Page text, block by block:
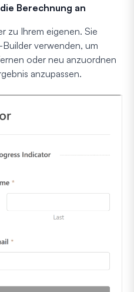
Berechnung an
zu Ihrem eigenen. Sie
verwenden, um
oder neu anzuordnen
anzupassen.